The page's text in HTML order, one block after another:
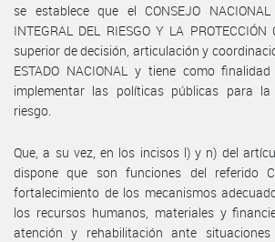
se establece que el CONSEJO
INTEGRAL DEL RIESGO Y LA
superior de decisión, articulación y
ESTADO NACIONAL y tiene como
implementar las políticas públicas para
riesgo.
Que, a su vez, en los incisos l) y n) del
dispone que son funciones del referido
fortalecimiento de los mecanismos
los recursos humanos, materiales y
atención y rehabilitación ante